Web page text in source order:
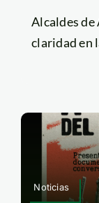
Alcaldes de
claridad en
Noticias